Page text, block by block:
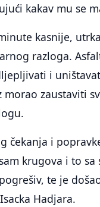
kakav mu se
kasnije,
razloga.
i
morao zaustaviti
čekanja i
krugova i to
te je
Hadjara.